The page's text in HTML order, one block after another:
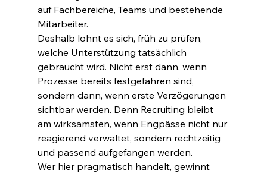
auf Fachbereiche, Teams und bestehende
Mitarbeiter.
Deshalb lohnt es sich, früh zu prüfen,
welche Unterstützung tatsächlich
gebraucht wird. Nicht erst dann, wenn
Prozesse bereits festgefahren sind,
sondern dann, wenn erste Verzögerungen
sichtbar werden. Denn Recruiting bleibt
am wirksamsten, wenn Engpässe nicht nur
reagierend verwaltet, sondern rechtzeitig
und passend aufgefangen werden.
Wer hier pragmatisch handelt, gewinnt